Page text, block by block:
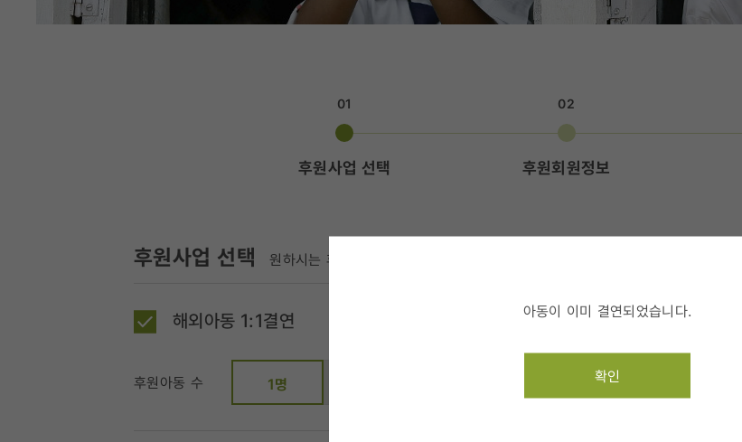
01
후원사업 선택
02
후원회원정보
후원사업 선택 원하시는 후원사업과 금액을 입력해 주세요.
해외아동 1:1결연
후원아동 수 1명
아동이 이미 결연되었습니다.
확인